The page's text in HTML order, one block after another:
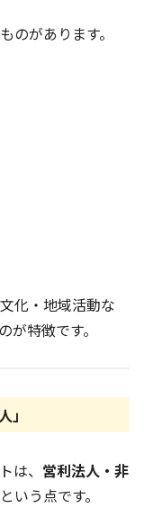
のがあります。
化・地域活動な
が特徴です。
は、 営利法人・非
という点です。